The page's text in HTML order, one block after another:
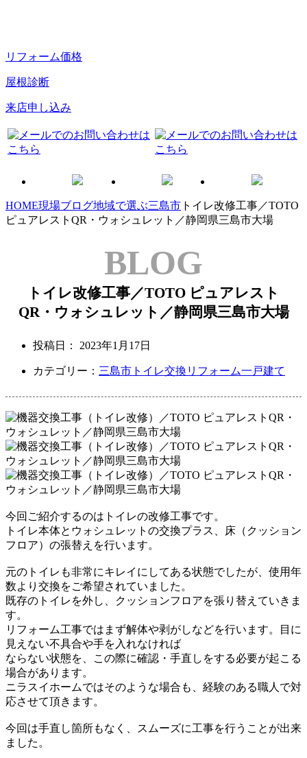
リフォーム価格
屋根診断
来店申し込み
HOME現場ブログ地域で選ぶ三島市 トイレ改修工事／TOTO
ピュアレストQR・ウォシュレット／静岡県三島市大場
BLOG
トイレ改修工事／TOTO ピュアレスト
QR・ウォシュレット／静岡県三島市大場
投稿日： 2023年1月17日
カテゴリー： 三島市 トイレ交換リフォーム一戸建て
今回 ご紹介するのはトイレの改修工事です。
トイレ本体とウォシュレットの交換プラス、床（クッション
フロア）の張替えを行います。
元のトイレも非常にキレイにしてある状態でしたが、使用年
数より交換をご希望されていました。
既存のトイレを外し、クッションフロアを張り替えていきま
す。
リフォーム工事ではまず解体や剥がしなどを行います。目に
見えない不具合や手を入れなければ
ならない状態を、この際に確認・手直しをする必要が起こる
場合があります。
ニラスイホームではそのような場合も、経験のある職人で対
応させて頂きます。
今回は手直し箇所もなく、スムーズに工事を行うことが出来
ました。